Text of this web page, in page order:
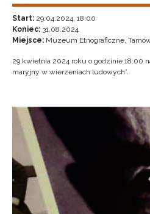
Start: 29.04.2024, 18:00
Koniec: 31.08.2024
Miejsce: Muzeum Etnograficzne,
29 kwietnia 2024 roku o godzinie 18:00
maryjny w wierzeniach ludowych”.